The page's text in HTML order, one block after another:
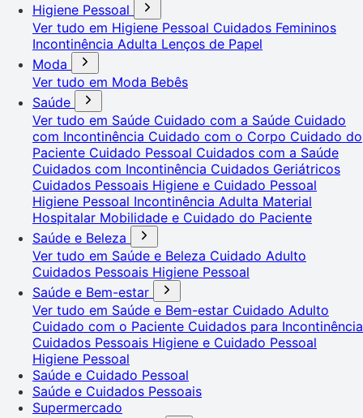
Higiene Pessoal
Ver tudo em Higiene Pessoal Cuidados Femininos
Incontinência Adulta Lenços de Papel
Moda
Ver tudo em Moda Bebês
Saúde
Ver tudo em Saúde Cuidado com a Saúde Cuidado
com Incontinência Cuidado com o Corpo Cuidado do
Paciente Cuidado Pessoal Cuidados com a Saúde
Cuidados com Incontinência Cuidados Geriátricos
Cuidados Pessoais Higiene e Cuidado Pessoal
Higiene Pessoal Incontinência Adulta Material
Hospitalar Mobilidade e Cuidado do Paciente
Saúde e Beleza
Ver tudo em Saúde e Beleza Cuidado Adulto
Cuidados Pessoais Higiene Pessoal
Saúde e Bem-estar
Ver tudo em Saúde e Bem-estar Cuidado Adulto
Cuidado com o Paciente Cuidados para Incontinência
Cuidados Pessoais Higiene e Cuidado Pessoal
Higiene Pessoal
Saúde e Cuidado Pessoal
Saúde e Cuidados Pessoais
Supermercado